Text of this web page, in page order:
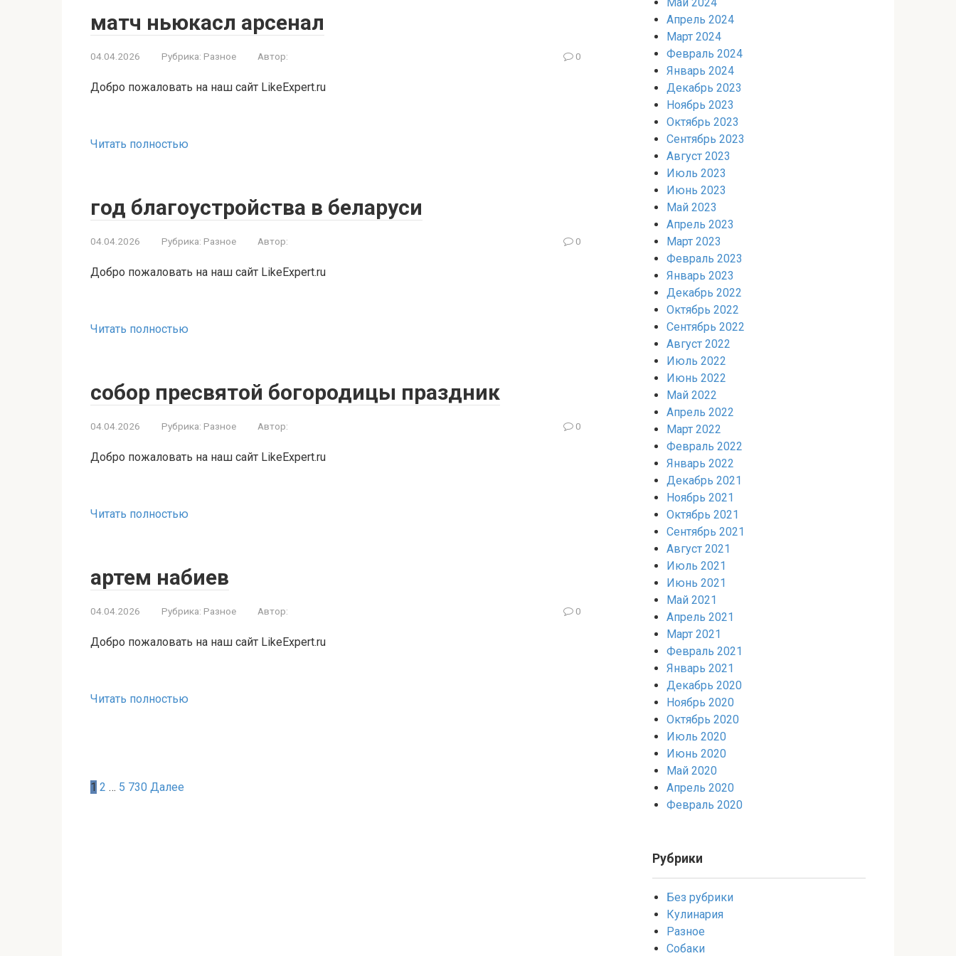
матч ньюкасл арсенал
04.04.2026 Рубрика: Разное Автор: 0
Добро пожаловать на наш сайт LikeExpert.ru
Читать полностью
год благоустройства в беларуси
04.04.2026 Рубрика: Разное Автор: 0
Добро пожаловать на наш сайт LikeExpert.ru
Читать полностью
собор пресвятой богородицы праздник
04.04.2026 Рубрика: Разное Автор: 0
Добро пожаловать на наш сайт LikeExpert.ru
Читать полностью
артем набиев
04.04.2026 Рубрика: Разное Автор: 0
Добро пожаловать на наш сайт LikeExpert.ru
Читать полностью
Навигация
1 2 … 5 730 Далее
Апрель 2024
Март 2024
Февраль 2024
Январь 2024
Декабрь 2023
Ноябрь 2023
Октябрь 2023
Сентябрь 2023
Август 2023
Июль 2023
Июнь 2023
Май 2023
Апрель 2023
Март 2023
Февраль 2023
Январь 2023
Декабрь 2022
Октябрь 2022
Сентябрь 2022
Август 2022
Июль 2022
Июнь 2022
Май 2022
Апрель 2022
Март 2022
Февраль 2022
Январь 2022
Декабрь 2021
Ноябрь 2021
Октябрь 2021
Сентябрь 2021
Август 2021
Июль 2021
Июнь 2021
Май 2021
Апрель 2021
Март 2021
Февраль 2021
Январь 2021
Декабрь 2020
Ноябрь 2020
Октябрь 2020
Июль 2020
Июнь 2020
Май 2020
Апрель 2020
Февраль 2020
Рубрики
Без рубрики
Кулинария
Разное
Собаки